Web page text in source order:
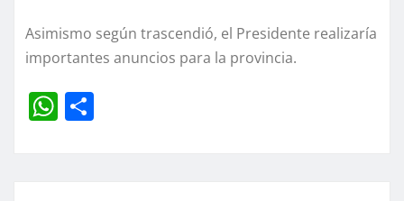
Asimismo según trascendió, el Presidente realizaría
importantes anuncios para la provincia.
W